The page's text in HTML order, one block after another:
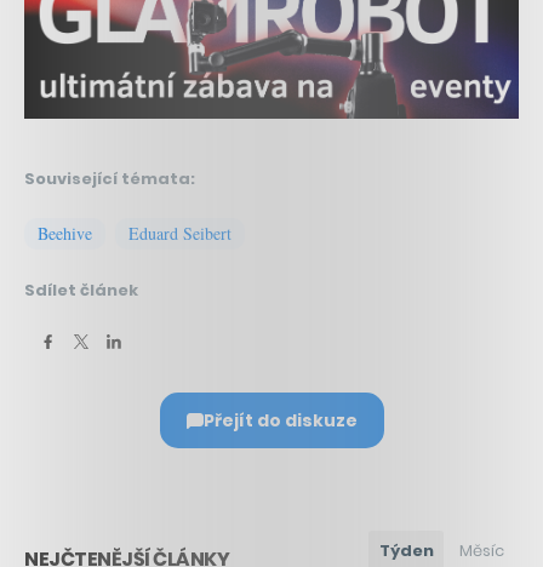
Související témata:
Beehive Eduard Seibert
Sdílet článek
Přejít do diskuze
NEJČTENĚJŠÍ ČLÁNKY Týden Měsíc